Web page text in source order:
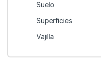
Suelo
Superficies
Vajilla